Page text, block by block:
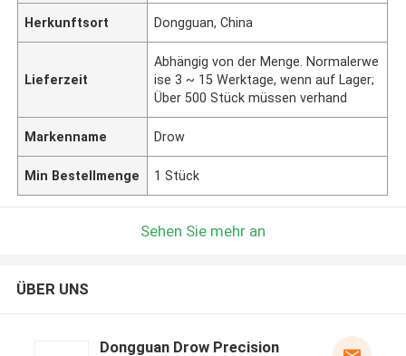
Herkunftsort Dongguan, China
Lieferzeit
Abhängig von der Menge. Normalerwe
ise 3 ~ 15 Werktage, wenn auf Lager;
Über 500 Stück müssen verhand
Markenname Drow
Min Bestellmenge 1 Stück
Sehen Sie mehr an
ÜBER UNS
Dongguan Drow Precision